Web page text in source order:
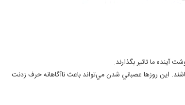
آينده ما تاثير بگذارند.
اين روزها عصباني شدن مي‌تواند باعث نا‌آگاهانه حرف زدنت